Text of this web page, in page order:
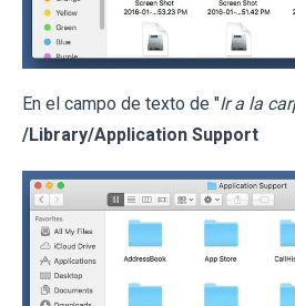
En el campo de texto de "Ir a la
/Library/Application Support